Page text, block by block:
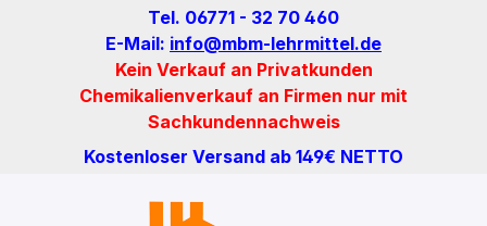
Zum Hauptinhalt springenTel. 06771 - 32 70 460
E-Mail: info@mbm-lehrmittel.de
Kein Verkauf an Privatkunden
Chemikalienverkauf an Firmen nur mit
Sachkundennachweis
Kostenloser Versand ab 149€ NETTO